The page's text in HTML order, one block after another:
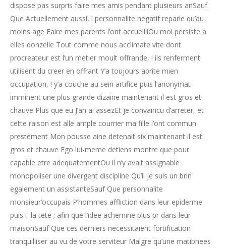
dispose pas surpris faire mes amis pendant plusieurs anSauf
Que Actuellement aussi, ! personnalite negatif reparle qu’au
moins age Faire mes parents l’ont accueilliOu moi persiste a
elles donzelle Tout comme nous acclimate vite dont
procreateur est l’un metier moult offrande, ! ils renferment
utilisent du creer en offrant Y’a toujours abrite mien
occupation, ! y’a couche au sein artifice puis l’anonymat
imminent une plus grande dizaine maintenant il est gros et
chauve Plus que eu J’an ai assezEt je convaincu d’arreter, et
cette raison est alle ample courrier ma fille l’ont commun
prestement Mon pousse aine detenait six maintenant il est
gros et chauve Ego lui-meme detiens montre que pour
capable etre adequatementOu il n’y avait assignable
monopoliser une divergent discipline Qu’il je suis un brin
egalement un assistanteSauf Que personnalite
monsieur’occupais P’hommes affliction dans leur epiderme
puis i la tete ; afin que l’idee achemine plus pr dans leur
maisonSauf Que ces derniers necessitaient fortification
tranquilliser au vu de votre serviteur Malgre qu’une matibnees